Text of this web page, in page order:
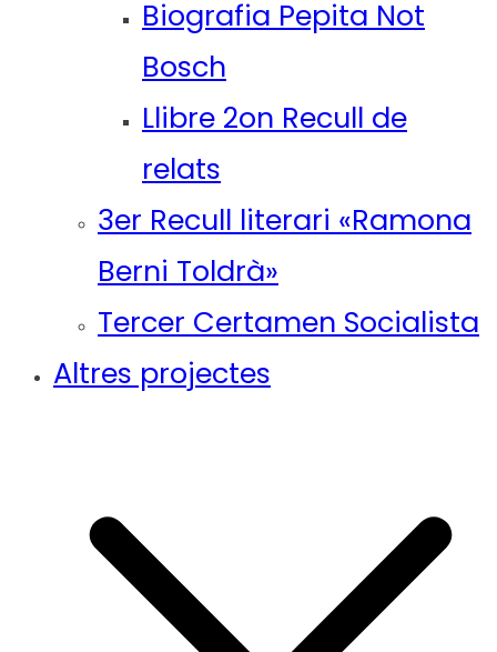
Biografia Pepita Not
Bosch
Llibre 2on Recull de
relats
3er Recull literari «Ramona
Berni Toldrà»
Tercer Certamen Socialista
Altres projectes